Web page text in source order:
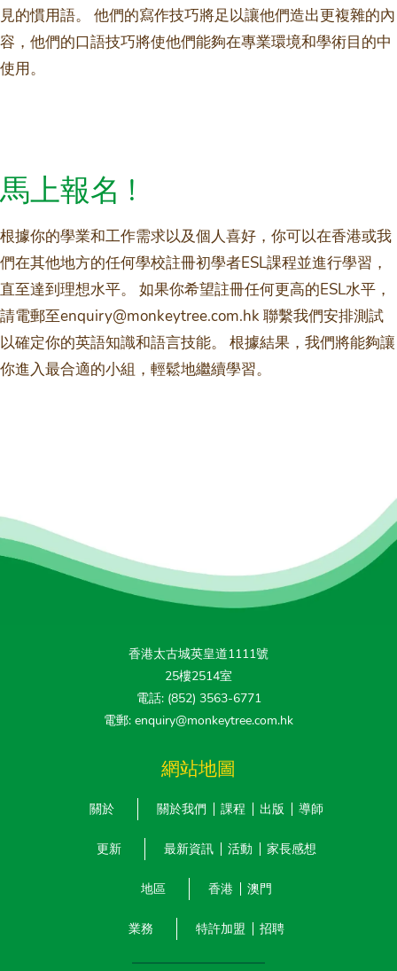
見的慣用語。 他們的寫作技巧將足以讓他們造出更複雜的內
容，他們的口語技巧將使他們能夠在專業環境和學術目的中
使用。
馬上報名 !
根據你的學業和工作需求以及個人喜好，你可以在香港或我
們在其他地方的任何學校註冊初學者ESL課程並進行學習，
直至達到理想水平。 如果你希望註冊任何更高的ESL水平，
請電郵至enquiry@monkeytree.com.hk 聯繫我們安排測試
以確定你的英語知識和語言技能。 根據結果，我們將能夠讓
你進入最合適的小組，輕鬆地繼續學習。
香港太古城英皇道1111號
25樓2514室
電話: (852) 3563-6771
電郵: enquiry@monkeytree.com.hk
網站地圖
關於 關於我們 課程 出版 導師
更新 最新資訊 活動 家長感想
地區 香港 澳門
業務 特許加盟 招聘